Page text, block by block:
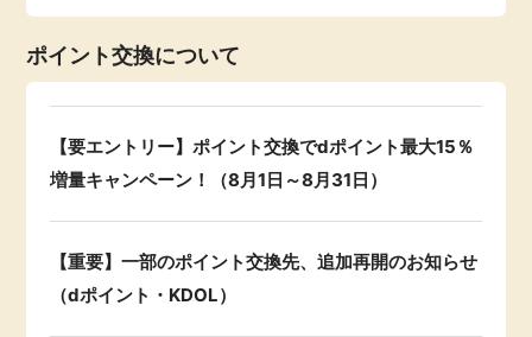
ポイント交換について
【要エントリー】ポイント交換でdポイント最大15％
増量キャンペーン！（8月1日～8月31日）
【重要】一部のポイント交換先、追加再開のお知らせ
（dポイント・KDOL）